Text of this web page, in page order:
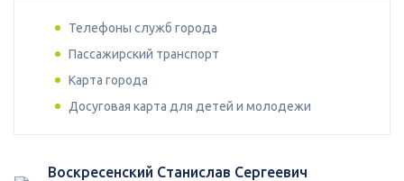
Телефоны служб города
Пассажирский транспорт
Карта города
Досуговая карта для детей и молодежи
Воскресенский Станислав Сергеевич